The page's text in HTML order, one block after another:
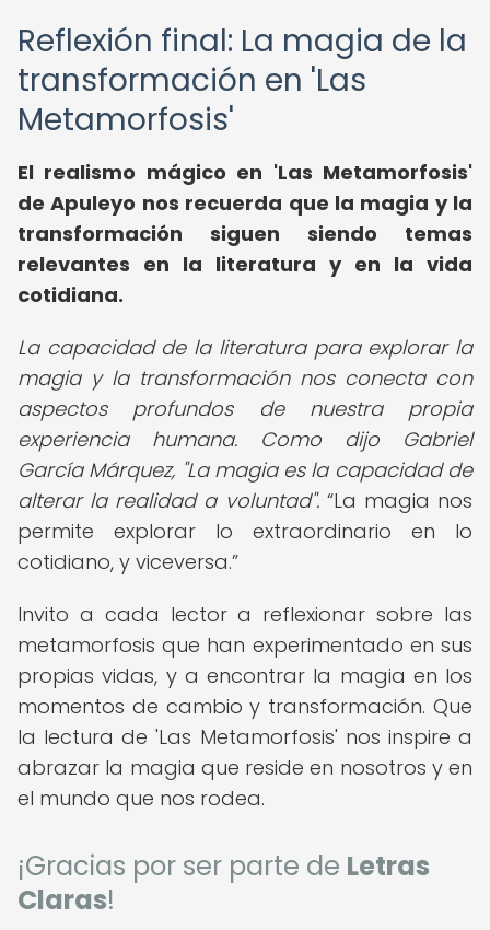
Reflexión final: La magia de la
transformación en 'Las
Metamorfosis'
El realismo mágico en 'Las Metamorfosis'
de Apuleyo nos recuerda que la magia y la
transformación siguen siendo temas
relevantes en la literatura y en la vida
cotidiana.
La capacidad de la literatura para explorar la
magia y la transformación nos conecta con
aspectos profundos de nuestra propia
experiencia humana. Como dijo Gabriel
García Márquez, "La magia es la capacidad de
alterar la realidad a voluntad". La magia nos
permite explorar lo extraordinario en lo
cotidiano, y viceversa.
Invito a cada lector a reflexionar sobre las
metamorfosis que han experimentado en sus
propias vidas, y a encontrar la magia en los
momentos de cambio y transformación. Que
la lectura de 'Las Metamorfosis' nos inspire a
abrazar la magia que reside en nosotros y en
el mundo que nos rodea.
¡Gracias por ser parte de Letras
Claras!